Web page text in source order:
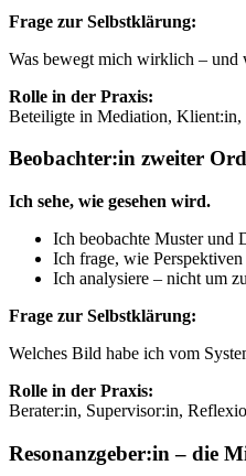
Frage zur Selbstklärung:
Was bewegt mich wirklich – und
Rolle in der Praxis:
Beteiligte in Mediation, Klient:in,
Beobachter:in zweiter
Ich sehe, wie gesehen wird.
Ich beobachte Muster und
Ich frage, wie Perspektiven
Ich analysiere – nicht um
Frage zur Selbstklärung:
Welches Bild habe ich vom
Rolle in der Praxis:
Berater:in, Supervisor:in,
Resonanzgeber:in – die